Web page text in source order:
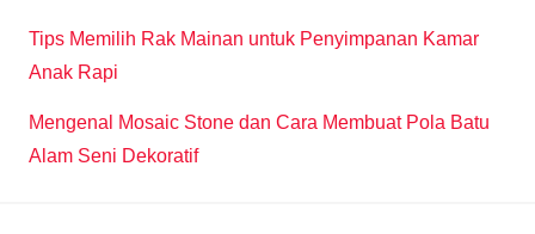
Tips Memilih Rak Mainan untuk Penyimpanan Kamar
Anak Rapi
Mengenal Mosaic Stone dan Cara Membuat Pola Batu
Alam Seni Dekoratif